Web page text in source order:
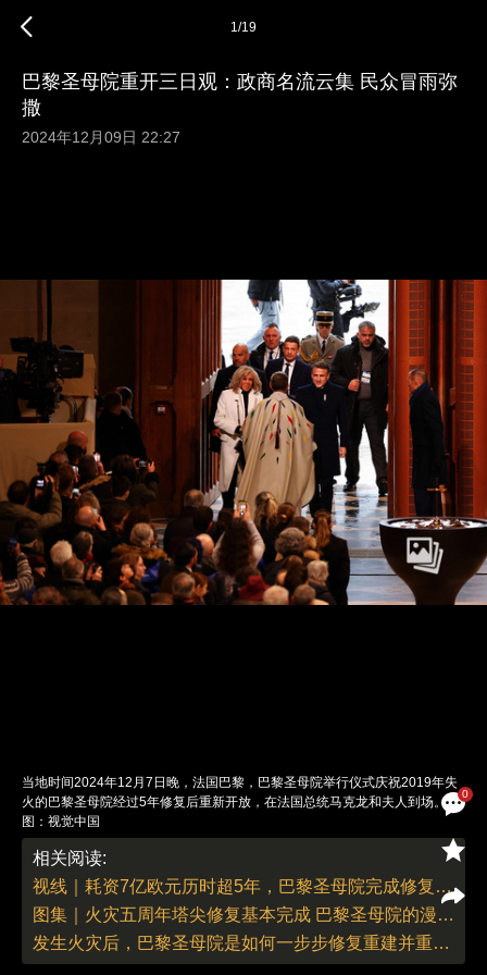
0
1/19
巴黎圣母院重开三日观：政商名流云集 民众冒雨弥
撒
2024年12月09日 22:27
当地时间2024年12月7日晚，法国巴黎，巴黎圣母院举行仪式庆祝2019年失
火的巴黎圣母院经过5年修复后重新开放，在法国总统马克龙和夫人到场。
图：视觉中国
责任编辑：翁倩 董德 | 版面编辑：翁倩
相关阅读:
视线｜耗资7亿欧元历时超5年，巴黎圣母院完成修复开放
图集｜火灾五周年塔尖修复基本完成 巴黎圣母院的漫漫修复路（更新）
发生火灾后，巴黎圣母院是如何一步步修复重建并重新开放的？｜建筑